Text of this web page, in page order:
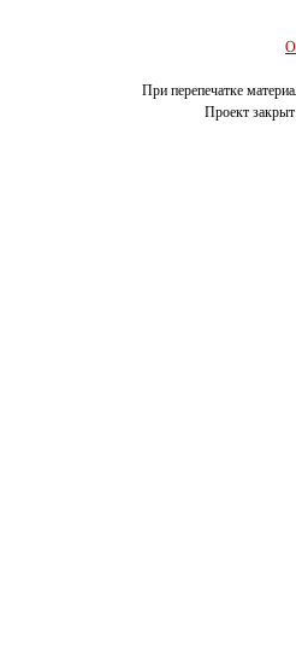
О
При перепечатке
Проект закрыт